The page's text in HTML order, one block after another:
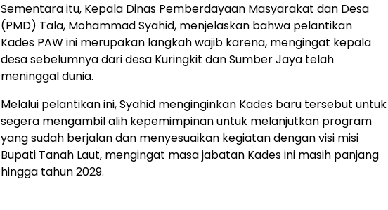
Sementara itu, Kepala Dinas Pemberdayaan Masyarakat dan Desa
(PMD) Tala, Mohammad Syahid, menjelaskan bahwa pelantikan
Kades PAW ini merupakan langkah wajib karena, mengingat kepala
desa sebelumnya dari desa Kuringkit dan Sumber Jaya telah
meninggal dunia.
Melalui pelantikan ini, Syahid menginginkan Kades baru tersebut untuk
segera mengambil alih kepemimpinan untuk melanjutkan program
yang sudah berjalan dan menyesuaikan kegiatan dengan visi misi
Bupati Tanah Laut, mengingat masa jabatan Kades ini masih panjang
hingga tahun 2029.